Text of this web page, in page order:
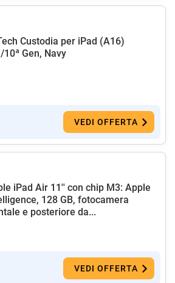
Custodia per iPad (A16)
10ª Gen, Navy
VEDI OFFERTA
iPad Air 11'' con chip M3: Apple
128 GB, fotocamera
e posteriore da...
VEDI OFFERTA